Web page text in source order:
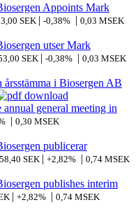
Appoints Mark
SEK | -0,38% | 0,03 MSEK
utser Mark
SEK | -0,38% | 0,03 MSEK
i Biosergen AB
general meeting in
| 0,30 MSEK
publicerar
58,40 SEK | +2,82% | 0,74 MSEK
publishes interim
| +2,82% | 0,74 MSEK